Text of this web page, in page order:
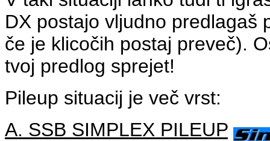
DX postajo vljudno predlagaš
če je klicočih postaj preveč).
tvoj predlog sprejet!
Pileup situacij je več vrst:
A. SSB SIMPLEX PILEUP